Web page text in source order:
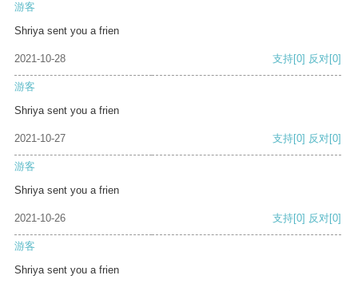
游客
Shriya sent you a frien
2021-10-28 支持[0] 反对[0]
游客
Shriya sent you a frien
2021-10-27 支持[0] 反对[0]
游客
Shriya sent you a frien
2021-10-26 支持[0] 反对[0]
游客
Shriya sent you a frien